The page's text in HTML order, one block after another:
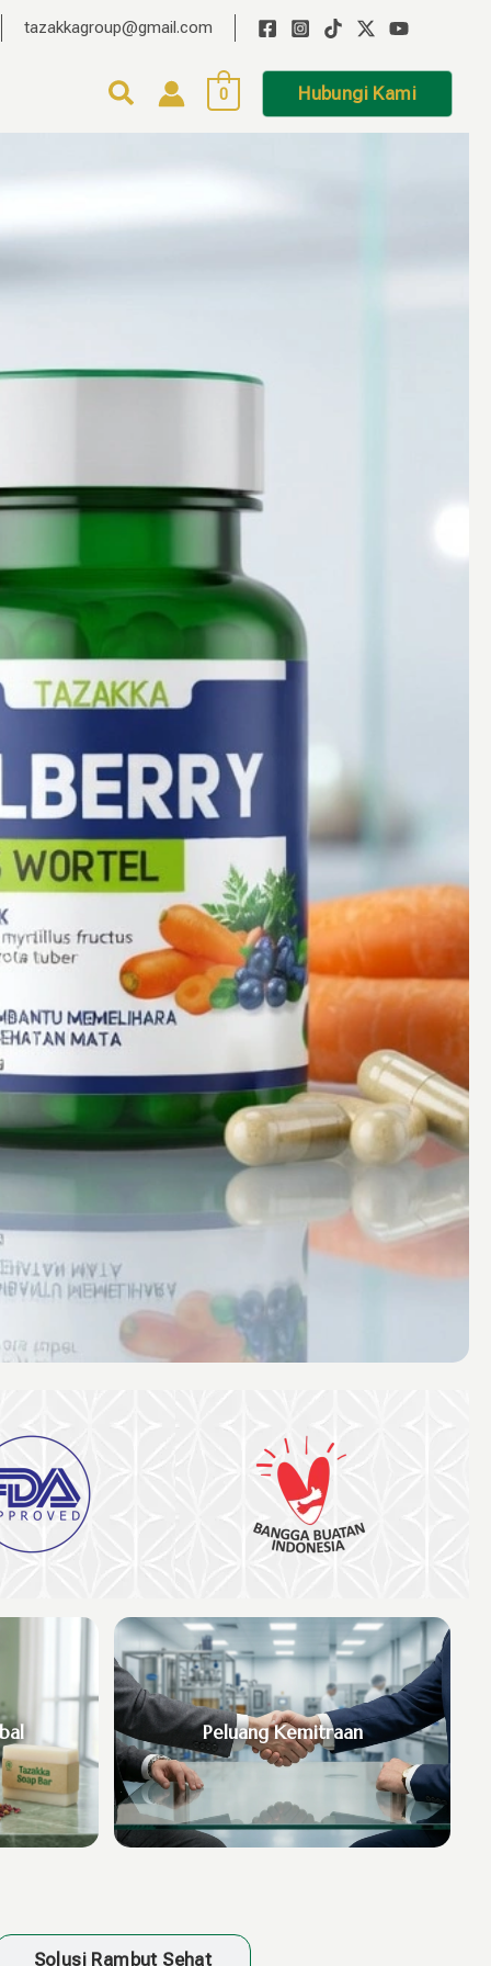
tazakkagroup@gmail.com
0 Hubungi Kami
Peluang Kemitraan
Solusi Rambut Sehat